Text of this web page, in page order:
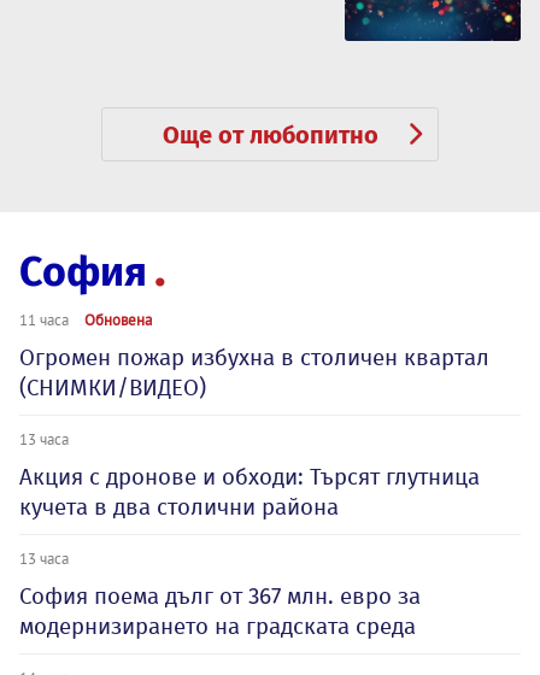
Още от любопитно
София
11 часа Обновена
Огромен пожар избухна в столичен квартал
(СНИМКИ/ВИДЕО)
13 часа
Акция с дронове и обходи: Търсят глутница
кучета в два столични района
13 часа
София поема дълг от 367 млн. евро за
модернизирането на градската среда